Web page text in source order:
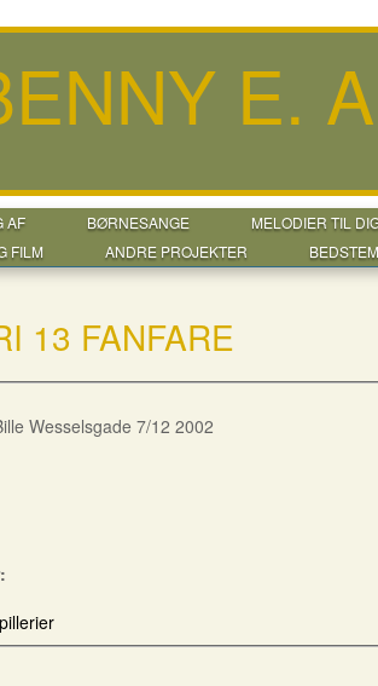
E.
AF BØRNESANGE
MELODIER TIL
FILM
ANDRE PROJEKTER
13 FANFARE
Wesselsgade 7/12 2002